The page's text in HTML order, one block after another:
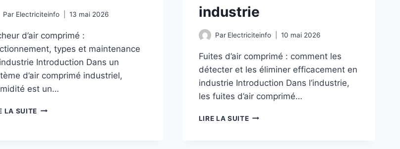
Par Electriciteinfo 13 mai 2026
d’air comprimé :
types et maintenance
Introduction Dans un
d’air comprimé industriel,
est un…
LA SUITE SÉCHEUR
industrie
Par Electriciteinfo 10 mai 2026
Fuites d’air comprimé : comment les
détecter et les éliminer efficacement en
industrie Introduction Dans l’industrie,
les fuites d’air comprimé…
LIRE LA SUITEFUITES